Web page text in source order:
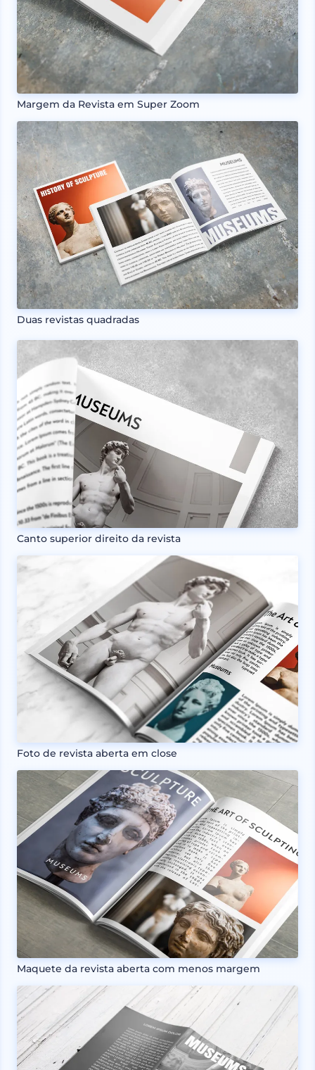
Margem da Revista em Super Zoom
Duas revistas quadradas
Canto superior direito da revista
Foto de revista aberta em close
Maquete da revista aberta com menos margem